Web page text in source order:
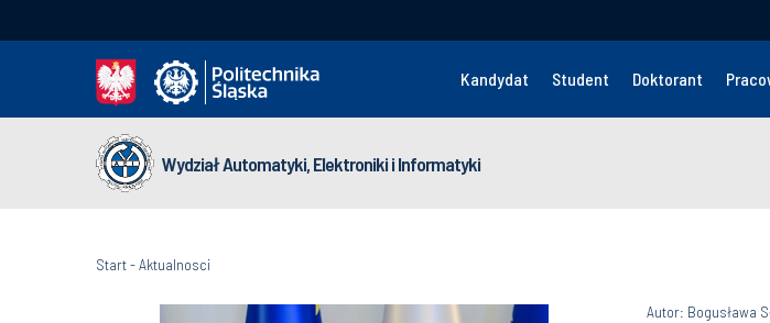
Kandydat Student Doktorant
Wydział Automatyki, Elektroniki i Informatyki
Start-Aktualnosci
Autor: Bogusława